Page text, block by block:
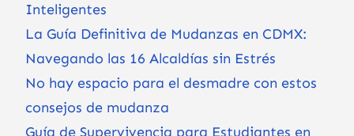
Inteligentes
La Guía Definitiva de Mudanzas en CDMX:
Navegando las 16 Alcaldías sin Estrés
No hay espacio para el desmadre con estos
consejos de mudanza
Guía de Supervivencia para Estudiantes en